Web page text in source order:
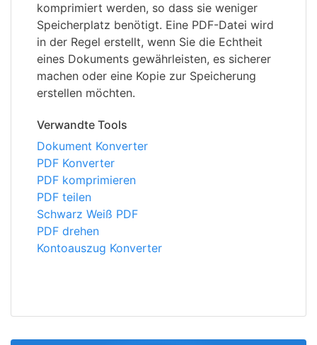
komprimiert werden, so dass sie weniger
Speicherplatz benötigt. Eine PDF-Datei wird
in der Regel erstellt, wenn Sie die Echtheit
eines Dokuments gewährleisten, es sicherer
machen oder eine Kopie zur Speicherung
erstellen möchten.
Verwandte Tools
Dokument Konverter
PDF Konverter
PDF komprimieren
PDF teilen
Schwarz Weiß PDF
PDF drehen
Kontoauszug Konverter